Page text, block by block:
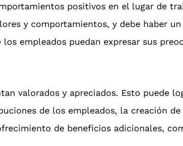
positivos en el lugar de
y comportamientos, y debe haber
empleados puedan expresar sus
valorados y apreciados. Esto puede
de los empleados, la creación de
de beneficios adicionales,